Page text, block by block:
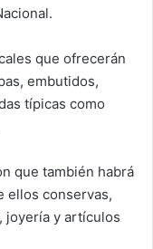
que ofrecerán
embutidos,
típicas como
que también habrá
ellos conservas,
joyería y artículos